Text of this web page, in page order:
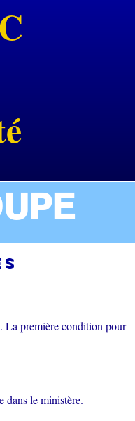
La première condition pour
le ministère.